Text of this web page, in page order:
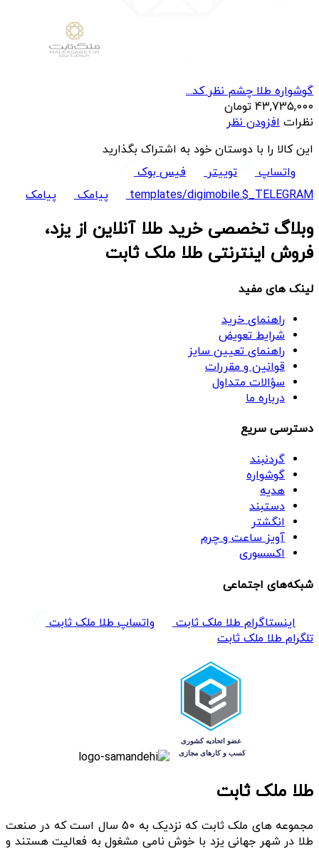
گوشواره طلا چشم نظر کد...
43,735,000 تومان
نظرات افزودن نظر
این کالا را با دوستان خود به اشتراک بگذارید
واتساپ
توییتر
فیس بوک
templates/digimobile.$_TELEGRAM
پیامک پیامک
وبلاگ تخصصی خرید طلا آنلاین از یزد،
فروش اینترنتی طلا ملک ثابت
لینک های مفید
راهنمای خرید
شرایط تعویض
راهنمای تعیین سایز
قوانین و مقررات
سؤالات متداول
درباره ما
دسترسی سریع
گردنبند
گوشواره
هدیه
دستبند
انگشتر
آویز ساعت و چرم
اکسسوری
شبکه‌های اجتماعی
اینستاگرام طلا ملک ثابت
واتساپ طلا ملک ثابت
تلگرام طلا ملک ثابت
طلا ملک ثابت
مجموعه های ملک ثابت که نزدیک به 50 سال است که در صنعت
طلا در شهر جهانی یزد با خوش نامی مشغول به فعالیت هستند و